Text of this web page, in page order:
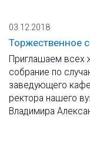
03.12.2018
Торжественное
Приглашаем всех
собрание по
заведующего
ректора нашего
Владимира